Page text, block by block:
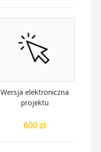
Wersja elektroniczna
projektu
600 zł